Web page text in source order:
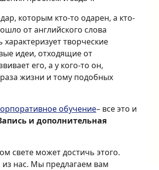
которым кто-то одарен, а кто-
от английского слова
творческие
идеи, отходящие от
его, а у кого-то он,
жизни и тому подобных
обучение– все это и
и дополнительная
свете может достичь этого.
нас. Мы предлагаем вам